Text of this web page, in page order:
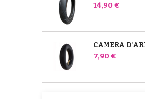
Prezzo
14,90 €
Prezzo
7,90 €